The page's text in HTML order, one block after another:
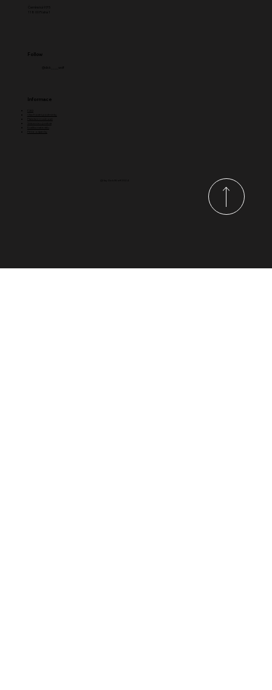
118 00 Praha 1
Follow
@dick____wolf
Informace